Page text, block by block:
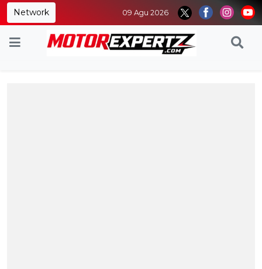
Network 09 Agu 2026